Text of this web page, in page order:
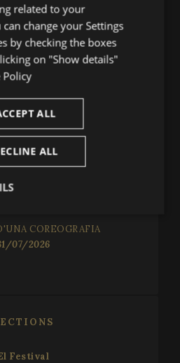
TRANSVERSAL
08/2026
08/2026
COREOGRAFIA
07/2026
Festival
FRENCH
related to your
can change your Settings
by checking the boxes
on "Show details"
Policy
ALL
ALL